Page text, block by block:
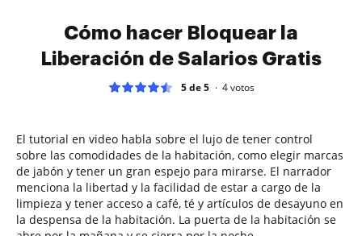
Cómo hacer Bloquear la
Liberación de Salarios Gratis
5 de 5 4votos
El tutorial en video habla sobre el lujo de tener control
sobre las comodidades de la habitación, como elegir marcas
de jabón y tener un gran espejo para mirarse. El narrador
menciona la libertad y la facilidad de estar a cargo de la
limpieza y tener acceso a café, té y artículos de desayuno en
la despensa de la habitación. La puerta de la habitación se